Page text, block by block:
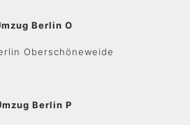
Berlin O
Oberschöneweide
Berlin P